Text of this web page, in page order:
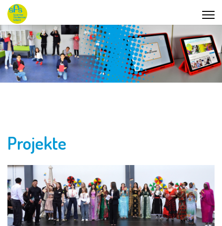
Projekte
Previous Next